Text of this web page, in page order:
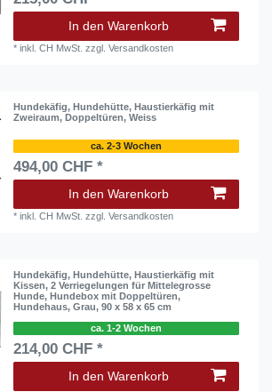
In den Warenkorb
*inkl. CH MwSt. zzgl.Versandkosten
Hundekäfig, Hundehütte, Haustierkäfig mit
Zweiraum, Doppeltüren, Weiss
ca. 2-3 Wochen
494,00 CHF *
In den Warenkorb
*inkl. CH MwSt. zzgl.Versandkosten
Hundekäfig, Hundehütte, Haustierkäfig mit
Kissen, 2 Verriegelungen für Mittelegrosse
Hunde, Hundebox mit Doppeltüren,
Hundehaus, Grau, 90 x 58 x 65 cm
ca. 1-2 Wochen
214,00 CHF *
In den Warenkorb